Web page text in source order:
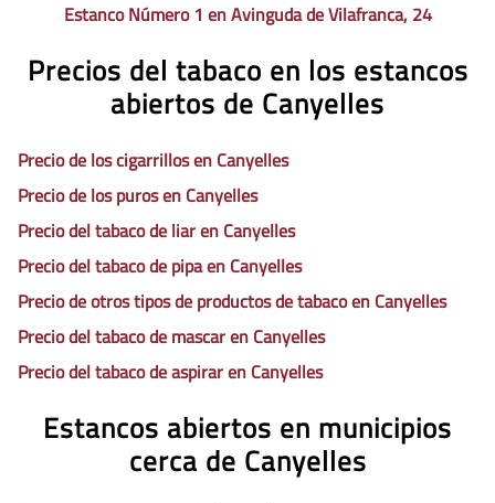
Estanco Número 1 en Avinguda de Vilafranca, 24
Precios del tabaco en los estancos
abiertos de Canyelles
Precio de los cigarrillos en Canyelles
Precio de los puros en Canyelles
Precio del tabaco de liar en Canyelles
Precio del tabaco de pipa en Canyelles
Precio de otros tipos de productos de tabaco en Canyelles
Precio del tabaco de mascar en Canyelles
Precio del tabaco de aspirar en Canyelles
Estancos abiertos en municipios
cerca de Canyelles